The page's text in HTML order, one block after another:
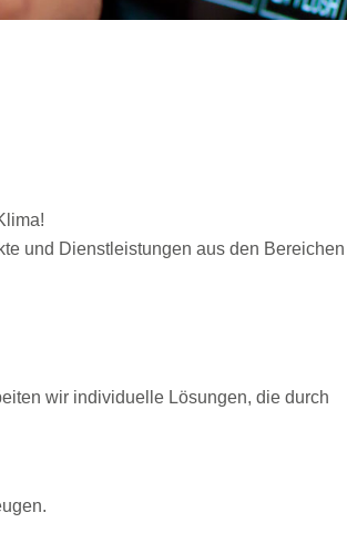
und Dienstleistungen aus den Bereichen
wir individuelle Lösungen, die durch